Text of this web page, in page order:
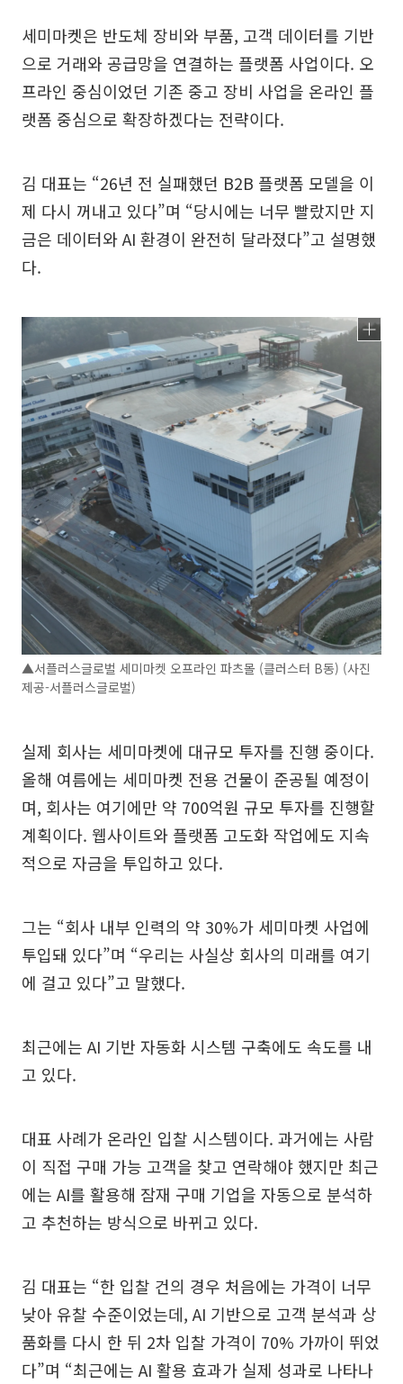
세미마켓은 반도체 장비와 부품, 고객 데이터를 기반
으로 거래와 공급망을 연결하는 플랫폼 사업이다. 오
프라인 중심이었던 기존 중고 장비 사업을 온라인 플
랫폼 중심으로 확장하겠다는 전략이다.
김 대표는 “26년 전 실패했던 B2B 플랫폼 모델을 이
제 다시 꺼내고 있다”며 “당시에는 너무 빨랐지만 지
금은 데이터와 AI 환경이 완전히 달라졌다”고 설명했
다.
▲서플러스글로벌 세미마켓 오프라인 파츠몰 (클러스터 B동) (사진
제공-서플러스글로벌)
실제 회사는 세미마켓에 대규모 투자를 진행 중이다.
올해 여름에는 세미마켓 전용 건물이 준공될 예정이
며, 회사는 여기에만 약 700억원 규모 투자를 진행할
계획이다. 웹사이트와 플랫폼 고도화 작업에도 지속
적으로 자금을 투입하고 있다.
그는 “회사 내부 인력의 약 30%가 세미마켓 사업에
투입돼 있다”며 “우리는 사실상 회사의 미래를 여기
에 걸고 있다”고 말했다.
최근에는 AI 기반 자동화 시스템 구축에도 속도를 내
고 있다.
대표 사례가 온라인 입찰 시스템이다. 과거에는 사람
이 직접 구매 가능 고객을 찾고 연락해야 했지만 최근
에는 AI를 활용해 잠재 구매 기업을 자동으로 분석하
고 추천하는 방식으로 바뀌고 있다.
김 대표는 “한 입찰 건의 경우 처음에는 가격이 너무
낮아 유찰 수준이었는데, AI 기반으로 고객 분석과 상
품화를 다시 한 뒤 2차 입찰 가격이 70% 가까이 뛰었
다”며 “최근에는 AI 활용 효과가 실제 성과로 나타나